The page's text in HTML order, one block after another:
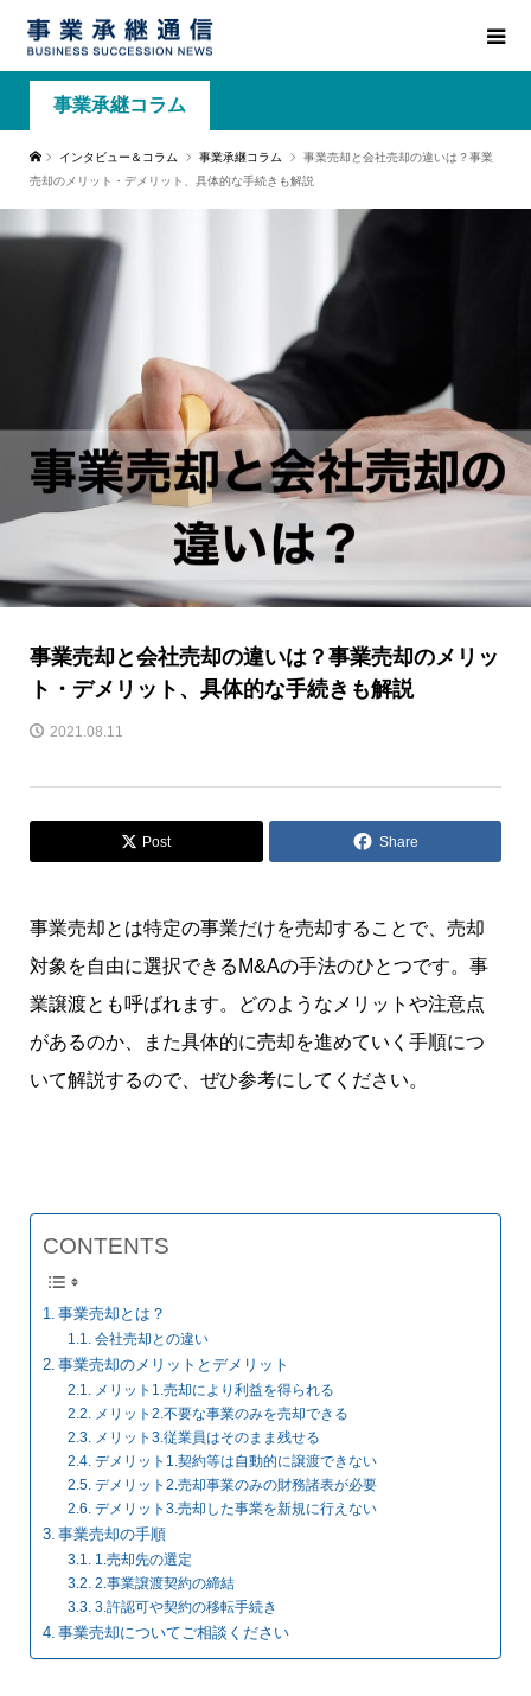
事業承継コラム
インタビュー＆コラム 事業承継コラム
事業売却と会社売却の違いは？事業
売却のメリット・デメリット、具体的な手続きも解説
事業売却と会社売却の違いは？事業売却のメリッ
ト・デメリット、具体的な手続きも解説
2021.08.11
Post Share
事業売却とは特定の事業だけを売却することで、売却
対象を自由に選択できるM&Aの手法のひとつです。事
業譲渡とも呼ばれます。どのようなメリットや注意点
があるのか、また具体的に売却を進めていく手順につ
いて解説するので、ぜひ参考にしてください。
CONTENTS
事業売却とは？
会社売却との違い
事業売却のメリットとデメリット
メリット1.売却により利益を得られる
メリット2.不要な事業のみを売却できる
メリット3.従業員はそのまま残せる
デメリット1.契約等は自動的に譲渡できない
デメリット2.売却事業のみの財務諸表が必要
デメリット3.売却した事業を新規に行えない
事業売却の手順
1.売却先の選定
2.事業譲渡契約の締結
3.許認可や契約の移転手続き
事業売却についてご相談ください